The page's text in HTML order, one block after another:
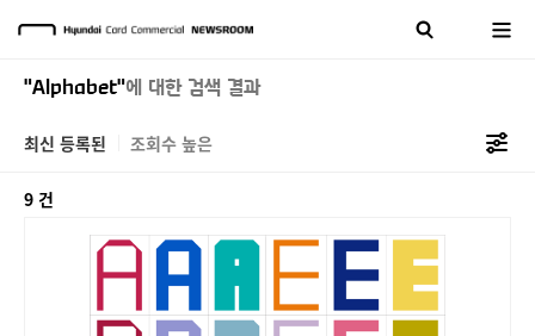
"Alphabet"에 대한 검색 결과
최신 등록된 조회수 높은
9 건